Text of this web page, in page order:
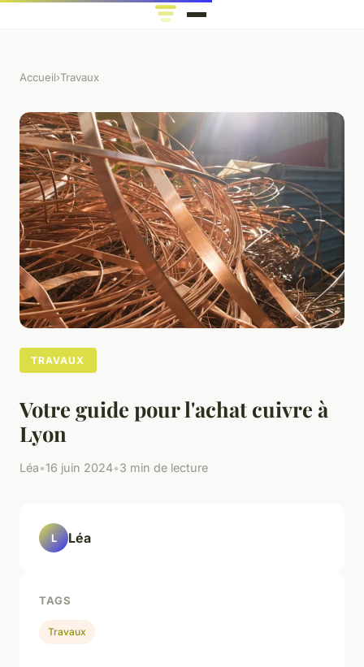
Accueil›Travaux
TRAVAUX
Votre guide pour l'achat cuivre à
Lyon
Léa•16 juin 2024•3 min de lecture
L Léa
TAGS
Travaux